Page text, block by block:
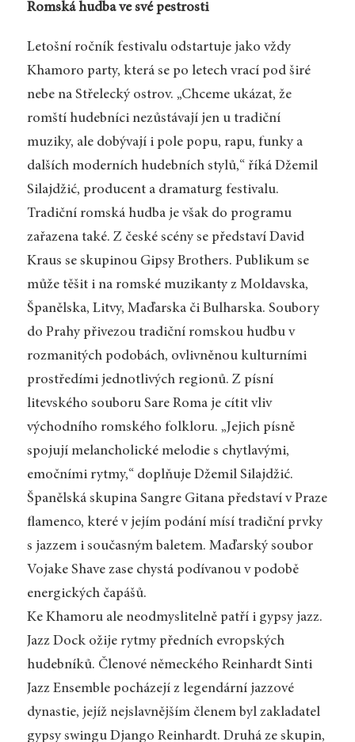
Romská hudba ve své pestrosti
Letošní ročník festivalu odstartuje jako vždy
Khamoro party, která se po letech vrací pod širé
nebe na Střelecký ostrov. „Chceme ukázat, že
romští hudebníci nezůstávají jen u tradiční
muziky, ale dobývají i pole popu, rapu, funky a
dalších moderních hudebních stylů,“ říká Džemil
Silajdžić, producent a dramaturg festivalu.
Tradiční romská hudba je však do programu
zařazena také. Z české scény se představí David
Kraus se skupinou Gipsy Brothers. Publikum se
může těšit i na romské muzikanty z Moldavska,
Španělska, Litvy, Maďarska či Bulharska. Soubory
do Prahy přivezou tradiční romskou hudbu v
rozmanitých podobách, ovlivněnou kulturními
prostředími jednotlivých regionů. Z písní
litevského souboru Sare Roma je cítit vliv
východního romského folkloru. „Jejich písně
spojují melancholické melodie s chytlavými,
emočními rytmy,“ doplňuje Džemil Silajdžić.
Španělská skupina Sangre Gitana představí v Praze
flamenco, které v jejím podání mísí tradiční prvky
s jazzem i současným baletem. Maďarský soubor
Vojake Shave zase chystá podívanou v podobě
energických čapášů.
Ke Khamoru ale neodmyslitelně patří i gypsy jazz.
Jazz Dock ožije rytmy předních evropských
hudebníků. Členové německého Reinhardt Sinti
Jazz Ensemble pocházejí z legendární jazzové
dynastie, jejíž nejslavnějším členem byl zakladatel
gypsy swingu Django Reinhardt. Druhá ze skupin,